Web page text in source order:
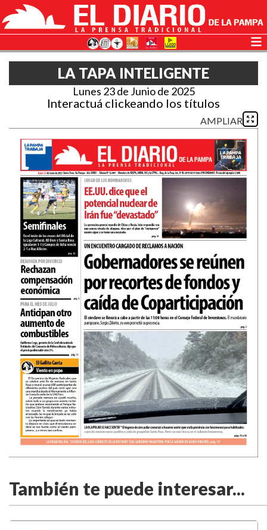
LA TAPA INTELIGENTE
Lunes 23 de Junio de 2025
Interactuá clickeando los títulos
AMPLIAR
También te puede interesar...